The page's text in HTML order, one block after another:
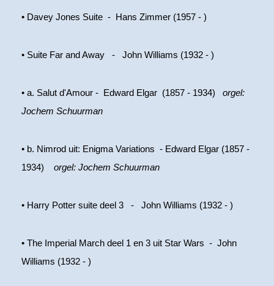
• Davey Jones Suite - Hans Zimmer (1957 - )
• Suite Far and Away - John Williams (1932 - )
• a. Salut d'Amour - Edward Elgar (1857 - 1934) orgel:
Jochem Schuurman
• b. Nimrod uit: Enigma Variations - Edward Elgar (1857 -
1934) orgel: Jochem Schuurman
• Harry Potter suite deel 3 - John Williams (1932 - )
• The Imperial March deel 1 en 3 uit Star Wars - John
Williams (1932 - )